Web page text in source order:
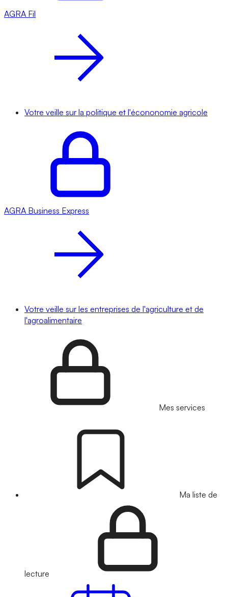
AGRA Fil
Votre veille sur la politique et l'écononomie agricole
AGRA Business Express
Votre veille sur les entreprises de l'agriculture et de
l'agroalimentaire
Mes services
Ma liste de
lecture